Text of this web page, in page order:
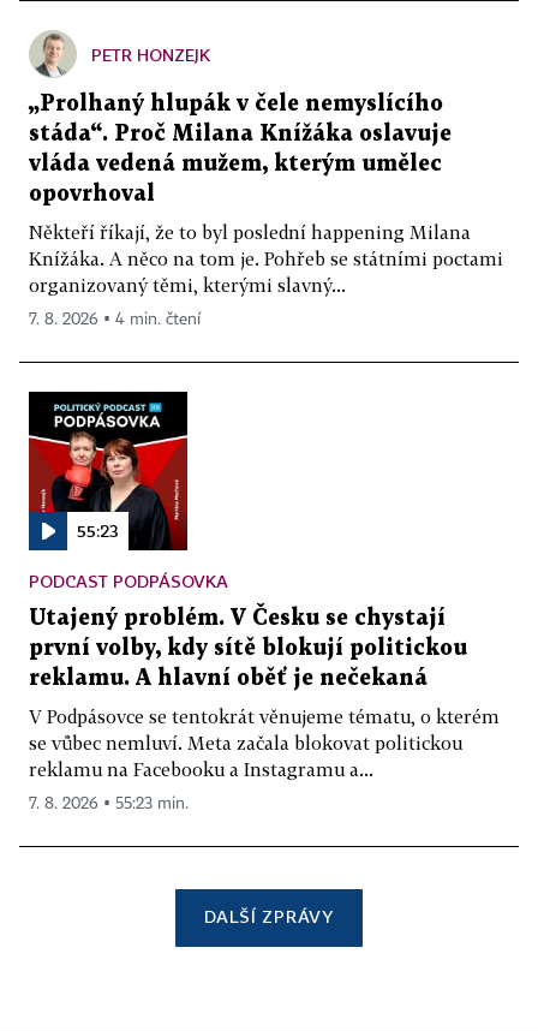
PETR HONZEJK
„Prolhaný hlupák v čele nemyslícího
stáda“. Proč Milana Knížáka oslavuje
vláda vedená mužem, kterým umělec
opovrhoval
Někteří říkají, že to byl poslední happening Milana
Knížáka. A něco na tom je. Pohřeb se státními poctami
organizovaný těmi, kterými slavný...
7. 8. 2026 ▪ 4 min. čtení
55:23
PODCAST PODPÁSOVKA
Utajený problém. V Česku se chystají
první volby, kdy sítě blokují politickou
reklamu. A hlavní oběť je nečekaná
V Podpásovce se tentokrát věnujeme tématu, o kterém
se vůbec nemluví. Meta začala blokovat politickou
reklamu na Facebooku a Instagramu a...
7. 8. 2026 ▪ 55:23 min.
DALŠÍ ZPRÁVY